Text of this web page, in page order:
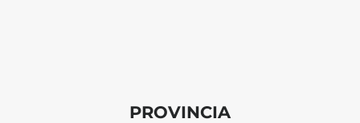
PROVINCIA